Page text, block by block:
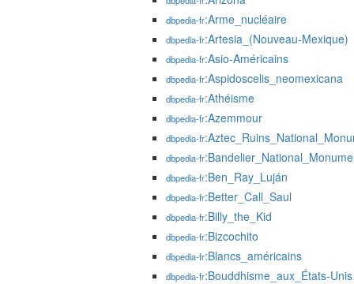
dbpedia-fr:Arme_nucléaire
dbpedia-fr:Artesia_(Nouveau-Mexique)
dbpedia-fr:Asio-Américains
dbpedia-fr:Aspidoscelis_neomexicana
dbpedia-fr:Athéisme
dbpedia-fr:Azemmour
dbpedia-fr
dbpedia-fr
dbpedia-fr:Ben_Ray_Luján
dbpedia-fr:Better_Call_Saul
dbpedia-fr:Billy_the_Kid
dbpedia-fr:Bizcochito
dbpedia-fr:Blancs_américains
dbpedia-fr:Bouddhisme_aux_États-Unis